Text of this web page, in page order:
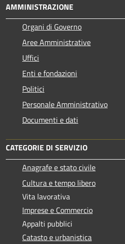
AMMINISTRAZIONE
Organi di Governo
Aree Amministrative
Uffici
Enti e fondazioni
Politici
Personale Amministrativo
Documenti e dati
CATEGORIE DI SERVIZIO
Anagrafe e stato civile
Cultura e tempo libero
Vita lavorativa
Imprese e Commercio
Appalti pubblici
Catasto e urbanistica